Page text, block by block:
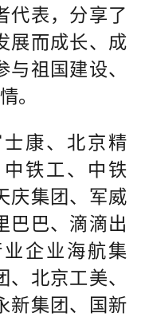
代表，分享了
展而成长、成
祖国建设、
。
康、北京精
铁工、中铁
庆集团、军威
巴巴、滴滴出
企业海航集
北京工美、
新集团、国新